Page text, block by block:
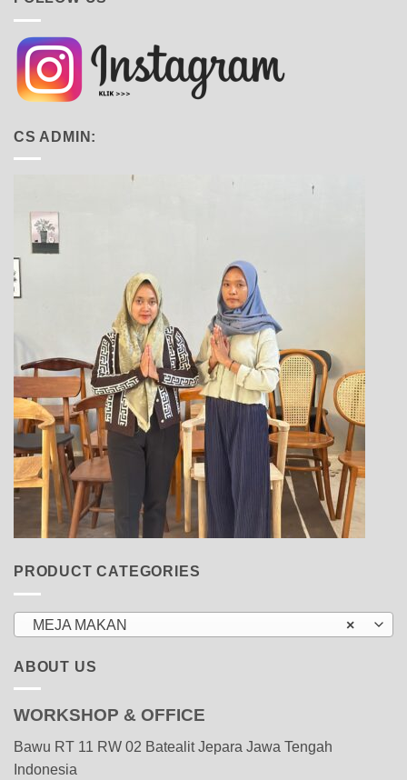
CS ADMIN:
PRODUCT CATEGORIES
×
MEJA MAKAN
ABOUT US
WORKSHOP & OFFICE
Bawu RT 11 RW 02 Batealit Jepara Jawa Tengah
Indonesia